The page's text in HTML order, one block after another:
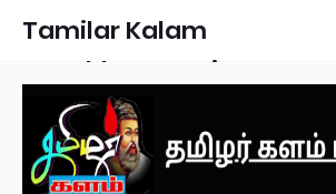
Tamilar Kalam
Monthly Magazine